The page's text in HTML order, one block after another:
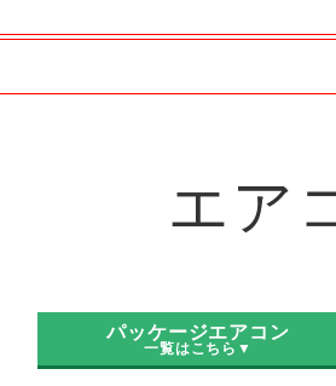
エア
パッケージエアコン
一覧はこちら▼